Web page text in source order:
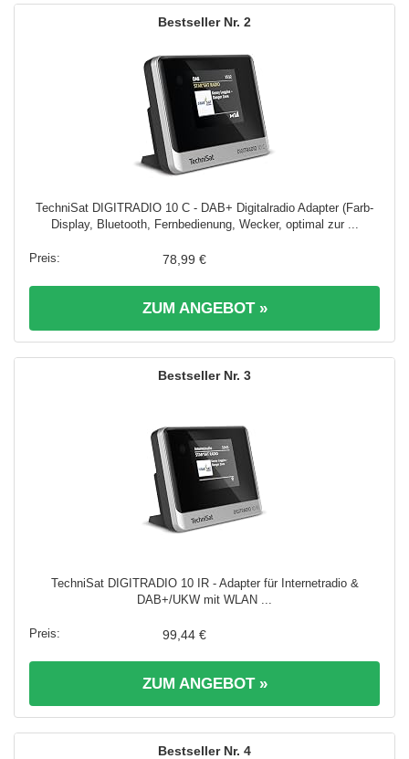
2
TechniSat DIGITRADIO 10 C - DAB+ Digitalradio Adapter (Farb-
Display, Bluetooth, Fernbedienung, Wecker, optimal zur ...
78,99 €
ZUM ANGEBOT »
3
TechniSat DIGITRADIO 10 IR - Adapter für Internetradio &
DAB+/UKW mit WLAN ...
99,44 €
ZUM ANGEBOT »
4